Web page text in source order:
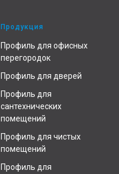
Продукция
Профиль для офисных
перегородок
Профиль для дверей
Профиль для
сантехнических
помещений
Профиль для чистых
помещений
Профиль для